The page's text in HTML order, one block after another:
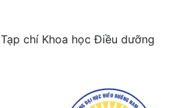
Tạp chí Khoa học Điều dưỡng